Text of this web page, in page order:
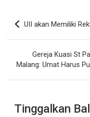
Navigasi
pos
UII akan Memiliki
Gereja Kuasi St
Malang: Umat Harus
Tinggalkan